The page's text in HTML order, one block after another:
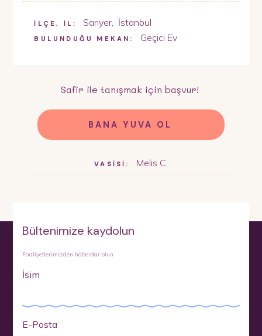
İLÇE, İL: Sarıyer, İstanbul
BULUNDUĞU MEKAN: Geçici Ev
Safir ile tanışmak için başvur!
BANA YUVA OL
VASİSİ: Melis C.
Bültenimize kaydolun
Faaliyetlerimizden haberdar olun
İsim
E-Posta